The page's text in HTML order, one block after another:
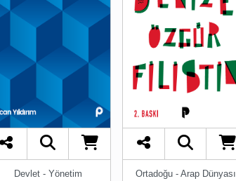
Devlet - Yönetim
Ortadoğu - Arap Dünyası